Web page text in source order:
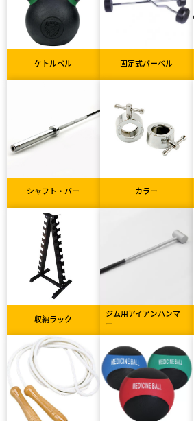
ケトルベル 固定式バーベル
シャフト・バー カラー
収納ラック
ジム用アイアンハンマ
ー